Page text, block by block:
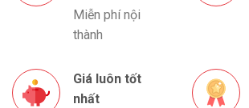
Miễn phí nội
thành
Giá luôn tốt
nhất